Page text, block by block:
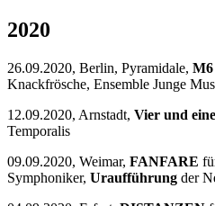
2020
26.09.2020, Berlin, Pyramidale, M6
Knackfrösche, Ensemble Junge
12.09.2020, Arnstadt, Vier und
Temporalis
09.09.2020, Weimar, FANFARE
Symphoniker, Uraufführung der